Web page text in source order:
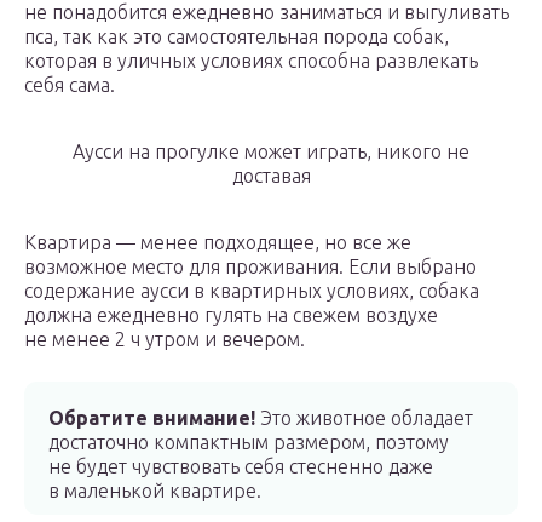
не понадобится ежедневно заниматься и выгуливать
пса, так как это самостоятельная порода собак,
которая в уличных условиях способна развлекать
себя сама.
Аусси на прогулке может играть, никого не
доставая
Квартира — менее подходящее, но все же
возможное место для проживания. Если выбрано
содержание аусси в квартирных условиях, собака
должна ежедневно гулять на свежем воздухе
не менее 2 ч утром и вечером.
Обратите внимание! Это животное обладает
достаточно компактным размером, поэтому
не будет чувствовать себя стесненно даже
в маленькой квартире.